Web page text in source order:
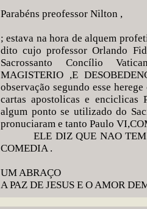
Parabéns preofessor Nilton ,
; estava na hora de alquem
dito cujo professor Orlando
Sacrossanto Concílio
MAGISTERIO ,E
observação segundo esse
cartas apostolicas e enciclicas
algum ponto se utilizado do
pronuciaram e tanto Paulo
ELE DIZ QUE NAO TEM
COMEDIA .
UM ABRAÇO
A PAZ DE JESUS E O AMOR